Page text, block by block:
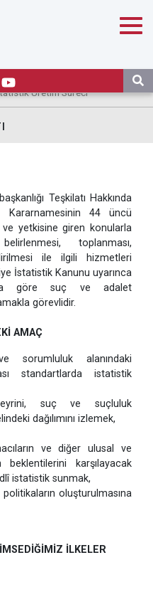
Üretim Süreci
Teşkilatı Hakkında
Kararnamesinin 44 üncü
ve yetkisine giren konularla
toplanması,
ile ilgili hizmetleri
İstatistik Kanunu uyarınca
göre suç ve adalet
görevlidir.
AMAÇ
sorumluluk alanındaki
standartlarda istatistik
suç ve suçluluk
dağılımını izlemek,
ve diğer ulusal ve
beklentilerini karşılayacak
istatistik sunmak,
oluşturulmasına
İLKELER